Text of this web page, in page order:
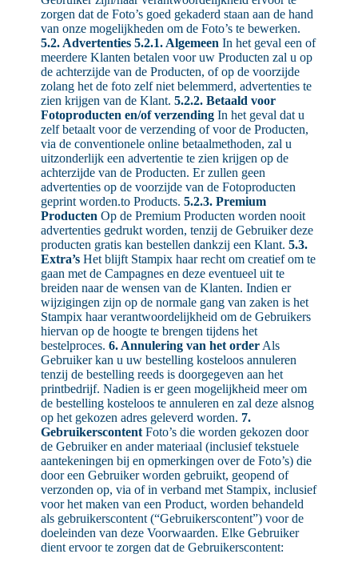
zorgen dat de Foto’s goed gekaderd staan aan de hand
van onze mogelijkheden om de Foto’s te bewerken.
5.2. Advertenties 5.2.1. Algemeen In het geval een of
meerdere Klanten betalen voor uw Producten zal u op
de achterzijde van de Producten, of op de voorzijde
zolang het de foto zelf niet belemmerd, advertenties te
zien krijgen van de Klant. 5.2.2. Betaald voor
Fotoproducten en/of verzendingIn het geval dat u
zelf betaalt voor de verzending of voor de Producten,
via de conventionele online betaalmethoden, zal u
uitzonderlijk een advertentie te zien krijgen op de
achterzijde van de Producten. Er zullen geen
advertenties op de voorzijde van de Fotoproducten
geprint worden.to Products. 5.2.3. Premium
Producten Op de Premium Producten worden nooit
advertenties gedrukt worden, tenzij de Gebruiker deze
producten gratis kan bestellen dankzij een Klant. 5.3.
Extra’sHet blijft Stampix haar recht om creatief om te
gaan met de Campagnes en deze eventueel uit te
breiden naar de wensen van de Klanten. Indien er
wijzigingen zijn op de normale gang van zaken is het
Stampix haar verantwoordelijkheid om de Gebruikers
hiervan op de hoogte te brengen tijdens het
bestelproces. 6. Annulering van het orderAls
Gebruiker kan u uw bestelling kosteloos annuleren
tenzij de bestelling reeds is doorgegeven aan het
printbedrijf. Nadien is er geen mogelijkheid meer om
de bestelling kosteloos te annuleren en zal deze alsnog
op het gekozen adres geleverd worden. 7.
Gebruikerscontent Foto’s die worden gekozen door
de Gebruiker en ander materiaal (inclusief tekstuele
aantekeningen bij en opmerkingen over de Foto’s) die
door een Gebruiker worden gebruikt, geopend of
verzonden op, via of in verband met Stampix, inclusief
voor het maken van een Product, worden behandeld
als gebruikerscontent (“Gebruikerscontent”) voor de
doeleinden van deze Voorwaarden. Elke Gebruiker
dient ervoor te zorgen dat de Gebruikerscontent: